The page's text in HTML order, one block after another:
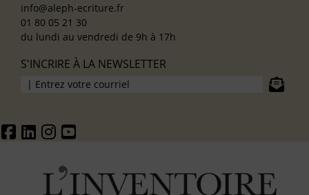
info@aleph-ecriture.fr
01 80 05 21 30
du lundi au vendredi de 9h à 17h
S'INCRIRE À LA NEWSLETTER